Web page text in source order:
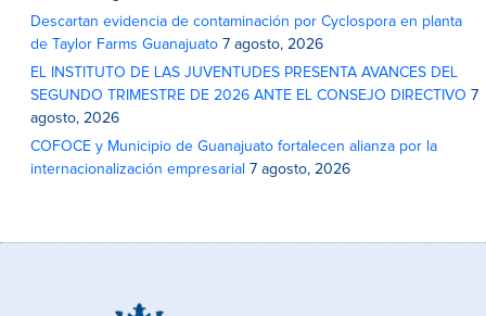
Descartan evidencia de contaminación por Cyclospora en planta
de Taylor Farms Guanajuato 7 agosto, 2026
EL INSTITUTO DE LAS JUVENTUDES PRESENTA AVANCES DEL
SEGUNDO TRIMESTRE DE 2026 ANTE EL CONSEJO DIRECTIVO 7
agosto, 2026
COFOCE y Municipio de Guanajuato fortalecen alianza por la
internacionalización empresarial 7 agosto, 2026